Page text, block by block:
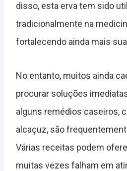
disso, esta erva tem sido
tradicionalmente na
fortalecendo ainda mais
No entanto, muitos ainda
procurar soluções
alguns remédios caseiros,
alcaçuz, são
Várias receitas podem
muitas vezes falham em